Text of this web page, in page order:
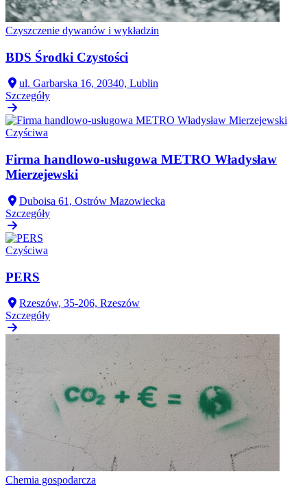
Czyszczenie dywanów i wykładzin
BDS Środki Czystości
ul. Garbarska 16, 20340, Lublin
Szczegóły
Czyściwa
Firma handlowo-usługowa METRO Władysław
Mierzejewski
Duboisa 61, Ostrów Mazowiecka
Szczegóły
Czyściwa
PERS
Rzeszów, 35-206, Rzeszów
Szczegóły
Chemia gospodarcza